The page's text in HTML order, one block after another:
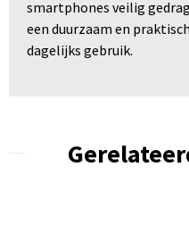
smartphones veilig
een duurzaam en
dagelijks gebruik.